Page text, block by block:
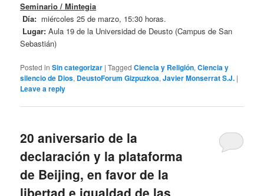
Seminario / Mintegia
Día: miércoles 25 de marzo, 15:30 horas.
Lugar:Aula 19 de la Universidad de Deusto (Campus de San
Sebastián)
Posted in Sin categorizar |Tagged Ciencia y Religión,Ciencia y
silencio de Dios, DeustoForum Gizpuzkoa,Javier Monserrat S.J. |
Leave a reply
20 aniversario de la
declaración y la plataforma
de Beijing, en favor de la
libertad e igualdad de las